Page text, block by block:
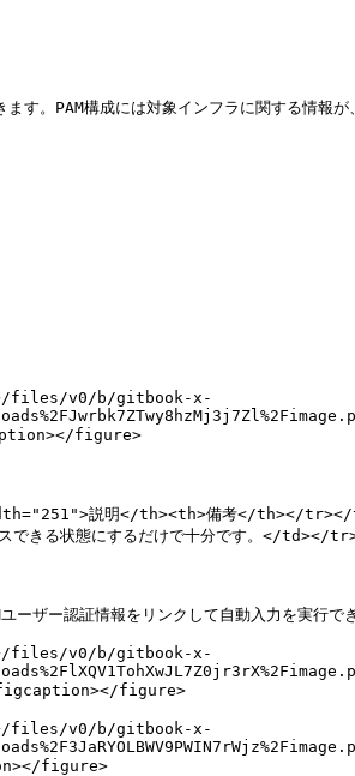
す。PAM構成には対象インフラに関する情
files/v0/b/gitbook-x-
figure>
説明</th><th>備考</th></tr></
できる状態にするだけで十分です。</
ーザー認証情報をリンクして自動入力を実行で
files/v0/b/gitbook-x-
figcaption></figure>
files/v0/b/gitbook-x-
figure>